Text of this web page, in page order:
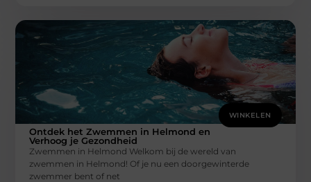
WINKELEN
Ontdek het Zwemmen in Helmond en
Verhoog je Gezondheid
Zwemmen in Helmond Welkom bij de wereld van
zwemmen in Helmond! Of je nu een doorgewinterde
zwemmer bent of net